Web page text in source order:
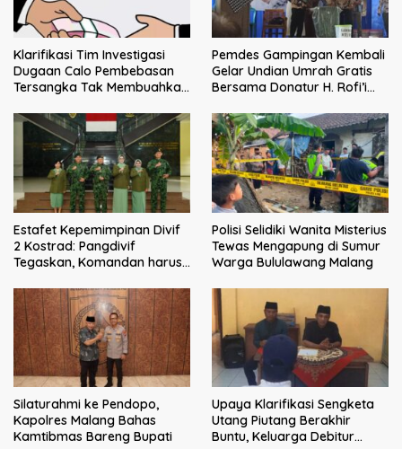
Klarifikasi Tim Investigasi
Dugaan Calo Pembebasan
Tersangka Tak Membuahkan
Pemdes Gampingan Kembali
Gelar Undian Umrah Gratis
Bersama Donatur H. Rofi’i
bagi Pejuang Sosial
Estafet Kepemimpinan Divif
2 Kostrad: Pangdivif
Tegaskan, Komandan harus
dan solusi bagi prajurit
Polisi Selidiki Wanita Misterius
Tewas Mengapung di Sumur
Warga Bululawang Malang
Silaturahmi ke Pendopo,
Kapolres Malang Bahas
Kamtibmas Bareng Bupati
Upaya Klarifikasi Sengketa
Utang Piutang Berakhir
Buntu, Keluarga Debitur